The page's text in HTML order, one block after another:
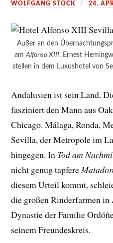
WOLFGANG STOCK 24.
Außer an den
amAlfonso XIII. Ernest
stellen in dem Luxushotel von
Andalusien ist sein Land.
fasziniert den Mann aus
Chicago. Málaga, Ronda,
Sevilla, der Metropole im
hingegen. In Tod am
nicht genug tapfere
diesem Urteil kommt,
die großen Rinderfarmen
Dynastie der Familie
seinem Freundeskreis.